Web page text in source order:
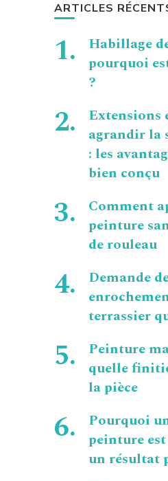
ARTICLES
Habillage
pourquoi
?
Extensions
agrandir la
: les
bien conçu
Comment
peinture
de rouleau
Demande
terrassier
Peinture
quelle
la pièce
Pourquoi
peinture
un résultat